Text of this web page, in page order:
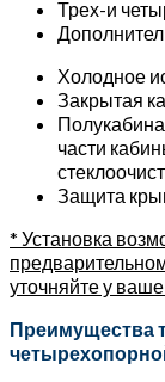
Трех-и
Холодное
Закрытая
части
Защита
* Установка
уточняйте у
Преимущества